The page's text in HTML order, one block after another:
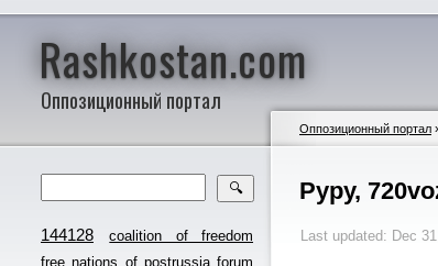
Rashkostan.com
Оппозиционный портал
🔍
144128
coalition of freedom
free nations of postrussia forum
Оппозиционный портал
Руру,
Last updated: Dec